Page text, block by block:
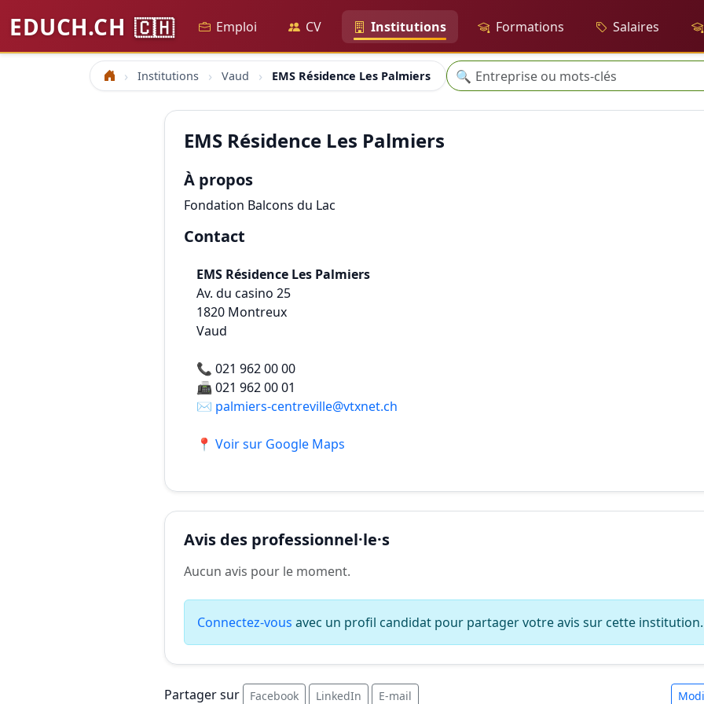
EDUCH.CH 🇨🇭 Emploi CV Institutions Formations Salaires
Accueil Institutions Vaud EMS Résidence Les Palmiers Recherche
🔍
EMS Résidence Les Palmiers
À propos
Fondation Balcons du Lac
Contact
EMS Résidence Les Palmiers
Av. du casino 25
1820 Montreux
Vaud
📞 021 962 00 00
📠021 962 00 01
✉️ palmiers-centreville@vtxnet.ch
📍 Voir sur Google Maps
Avis des professionnel·le·s
Aucun avis pour le moment.
Connectez-vous avec un profil candidat pour partager votre avis sur cette institution.
Partager sur Facebook LinkedIn E-mail